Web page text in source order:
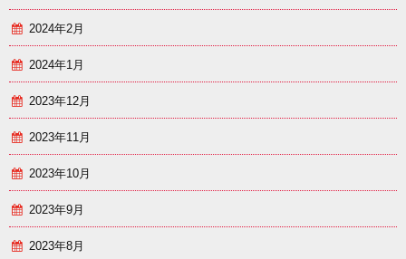
2024年2月
2024年1月
2023年12月
2023年11月
2023年10月
2023年9月
2023年8月